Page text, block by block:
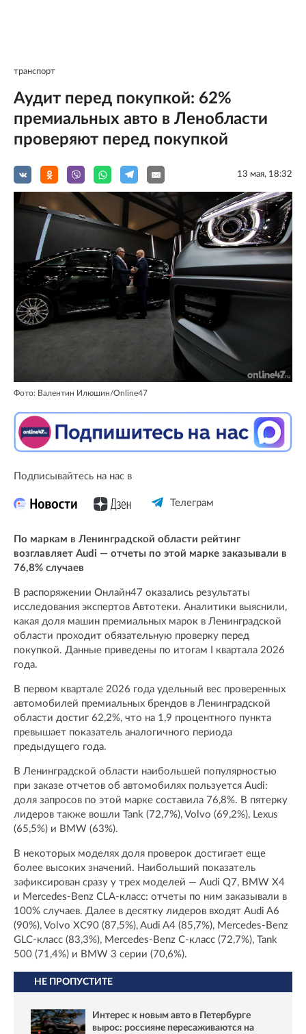
транспорт
Аудит перед покупкой: 62%
премиальных авто в Ленобласти
проверяют перед покупкой
13 мая, 18:32
Фото: Валентин Илюшин/Online47
Подписывайтесь на нас в
Телеграм
По маркам в Ленинградской области рейтинг
возглавляет Audi — отчеты по этой марке заказывали в
76,8% случаев
В распоряжении Онлайн47 оказались результаты
исследования экспертов Автотеки. Аналитики выяснили,
какая доля машин премиальных марок в Ленинградской
области проходит обязательную проверку перед
покупкой. Данные приведены по итогам I квартала 2026
года.
В первом квартале 2026 года удельный вес проверенных
автомобилей премиальных брендов в Ленинградской
области достиг 62,2%, что на 1,9 процентного пункта
превышает показатель аналогичного периода
предыдущего года.
В Ленинградской области наибольшей популярностью
при заказе отчетов об автомобилях пользуется Audi:
доля запросов по этой марке составила 76,8%. В пятерку
лидеров также вошли Tank (72,7%), Volvo (69,2%), Lexus
(65,5%) и BMW (63%).
В некоторых моделях доля проверок достигает еще
более высоких значений. Наибольший показатель
зафиксирован сразу у трех моделей — Audi Q7, BMW X4
и Mercedes-Benz CLA-класс: отчеты по ним заказывали в
100% случаев. Далее в десятку лидеров входят Audi A6
(90%), Volvo XC90 (87,5%), Audi A4 (85,7%), Mercedes-Benz
GLC-класс (83,3%), Mercedes-Benz C-класс (72,7%), Tank
500 (71,4%) и BMW 3 серии (70,6%).
НЕ ПРОПУСТИТЕ
Интерес к новым авто в Петербурге
вырос: россияне пересаживаются на